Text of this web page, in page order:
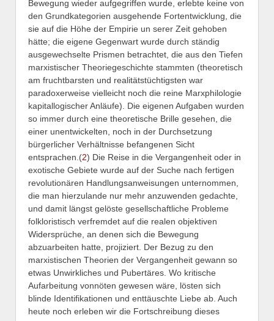
Bewegung wieder aufgegriffen wurde, erlebte keine von
den Grundkategorien ausgehende Fortentwicklung, die
sie auf die Höhe der Empirie un serer Zeit gehoben
hätte; die eigene Gegenwart wurde durch ständig
ausgewechselte Prismen betrachtet, die aus den Tiefen
marxistischer Theoriegeschichte stammten (theoretisch
am fruchtbarsten und realitätstüchtigsten war
paradoxerweise vielleicht noch die reine Marxphilologie
kapitallogischer Anläufe). Die eigenen Aufgaben wurden
so immer durch eine theoretische Brille gesehen, die
einer unentwickelten, noch in der Durchsetzung
bürgerlicher Verhältnisse befangenen Sicht
entsprachen.(2) Die Reise in die Vergangenheit oder in
exotische Gebiete wurde auf der Suche nach fertigen
revolutionären Handlungsanweisungen unternommen,
die man hierzulande nur mehr anzuwenden gedachte,
und damit längst gelöste gesellschaftliche Probleme
folkloristisch verfremdet auf die realen objektiven
Widersprüche, an denen sich die Bewegung
abzuarbeiten hatte, projiziert. Der Bezug zu den
marxistischen Theorien der Vergangenheit gewann so
etwas Unwirkliches und Pubertäres. Wo kritische
Aufarbeitung vonnöten gewesen wäre, lösten sich
blinde Identifikationen und enttäuschte Liebe ab. Auch
heute noch erleben wir die Fortschreibung dieses